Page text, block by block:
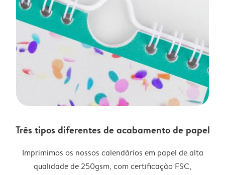
Três tipos diferentes de acabamento de papel
Imprimimos os nossos calendários em papel de alta
qualidade de 250gsm, com certificação FSC,